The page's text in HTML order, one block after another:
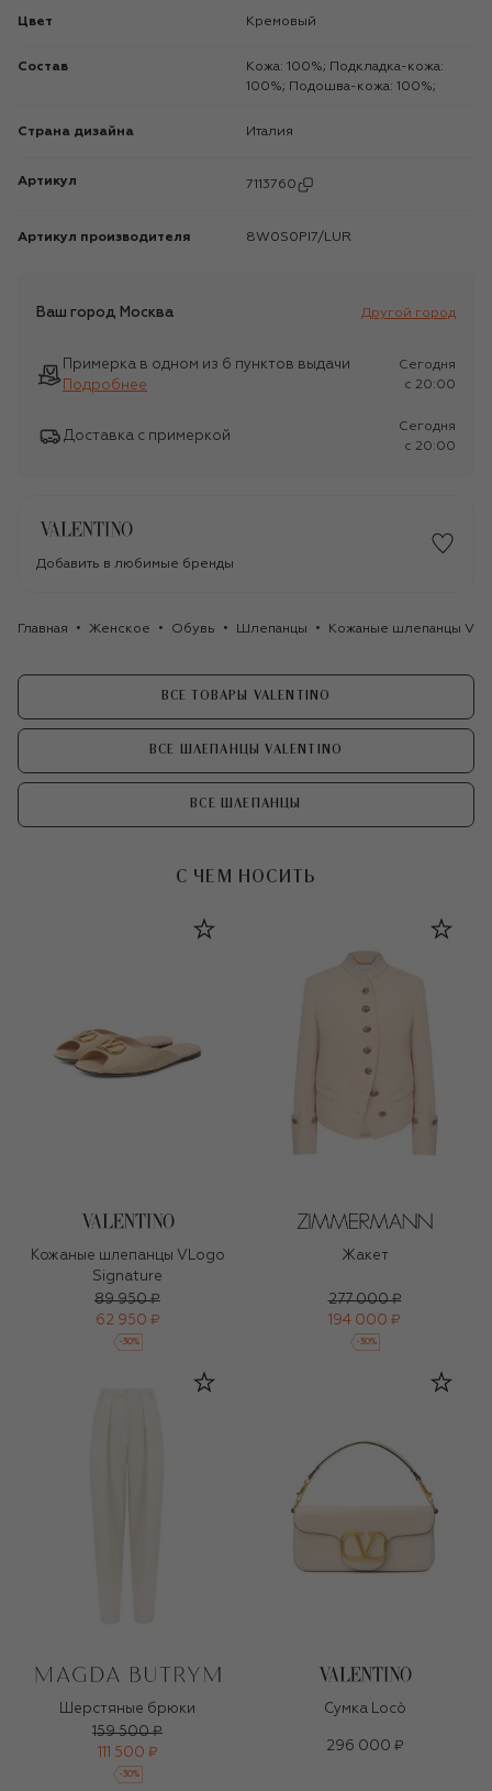
Цвет Кремовый
Состав
Кожа: 100%; Подкладка-кожа:
100%; Подошва-кожа: 100%;
Страна дизайна Италия
Артикул 7113760
Артикул производителя 8W0S0PI7/LUR
Ваш город Москва Другой город
Примерка в одном из 6 пунктов выдачи
Подробнее
Сегодня
c 20:00
Доставка с примеркой
Сегодня
c 20:00
Добавить в любимые бренды
Главная Женское Обувь Шлепанцы Кожаные шлепанцы
ВСЕ ТОВАРЫ VALENTINO
ВСЕ ШЛЕПАНЦЫ VALENTINO
ВСЕ ШЛЕПАНЦЫ
С ЧЕМ НОСИТЬ
Кожаные шлепанцы VLogo
Signature
89 950 ₽
62 950 ₽
-30%
Жакет
277 000 ₽
194 000 ₽
-30%
Шерстяные брюки
159 500 ₽
111 500 ₽
-30%
Сумка Locò
296 000 ₽